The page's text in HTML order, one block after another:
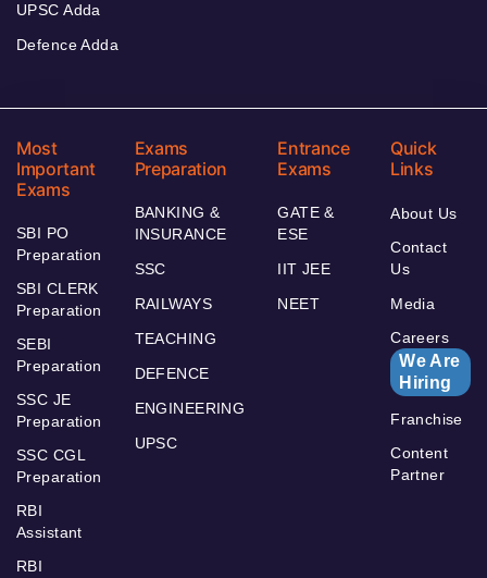
UPSC Adda
Defence Adda
Most
Important
Exams
SBI PO
Preparation
SBI CLERK
Preparation
SEBI
Preparation
SSC JE
Preparation
SSC CGL
Preparation
RBI
Assistant
RBI
Exams
Preparation
BANKING &
INSURANCE
SSC
RAILWAYS
TEACHING
DEFENCE
ENGINEERING
UPSC
Entrance
Exams
GATE &
ESE
IIT JEE
NEET
Quick
Links
About Us
Contact
Us
Media
Careers
We Are
Hiring
Franchise
Content
Partner